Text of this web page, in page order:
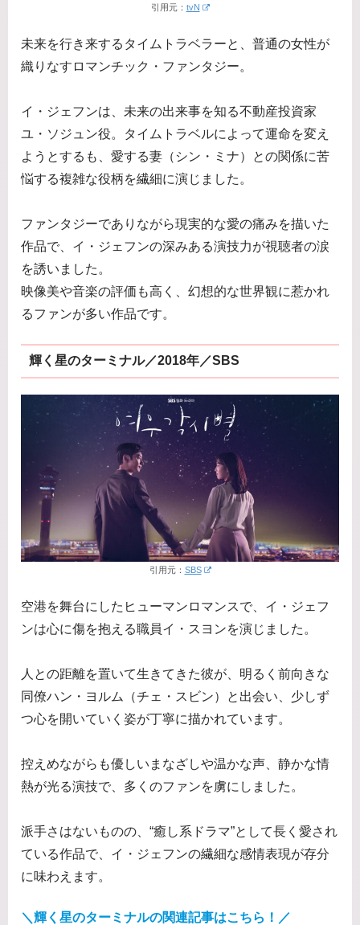
引用元： tvN
未来を行き来するタイムトラベラーと、普通の女性が
織りなすロマンチック・ファンタジー。
イ・ジェフンは、未来の出来事を知る不動産投資家
ユ・ソジュン役。タイムトラベルによって運命を変え
ようとするも、愛する妻（シン・ミナ）との関係に苦
悩する複雑な役柄を繊細に演じました。
ファンタジーでありながら現実的な愛の痛みを描いた
作品で、イ・ジェフンの深みある演技力が視聴者の涙
を誘いました。
映像美や音楽の評価も高く、幻想的な世界観に惹かれ
るファンが多い作品です。
輝く星のターミナル／2018年／SBS
引用元： SBS
空港を舞台にしたヒューマンロマンスで、イ・ジェフ
ンは心に傷を抱える職員イ・スヨンを演じました。
人との距離を置いて生きてきた彼が、明るく前向きな
同僚ハン・ヨルム（チェ・スビン）と出会い、少しず
つ心を開いていく姿が丁寧に描かれています。
控えめながらも優しいまなざしや温かな声、静かな情
熱が光る演技で、多くのファンを虜にしました。
派手さはないものの、“癒し系ドラマ”として長く愛され
ている作品で、イ・ジェフンの繊細な感情表現が存分
に味わえます。
＼輝く星のターミナルの関連記事はこちら！／